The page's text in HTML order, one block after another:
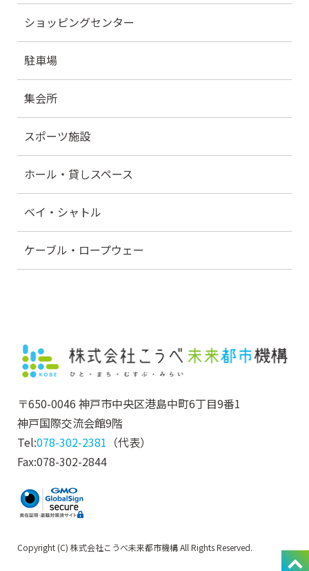
ショッピングセンター
駐車場
集会所
スポーツ施設
ホール・貸しスペース
ベイ・シャトル
ケーブル・ロープウェー
〒650-0046 神戸市中央区港島中町6丁目9番1
神戸国際交流会館9階
Tel:078-302-2381 （代表）
Fax:078-302-2844
Copyright (C) 株式会社こうべ未来都市機構 All Rights Reserved.